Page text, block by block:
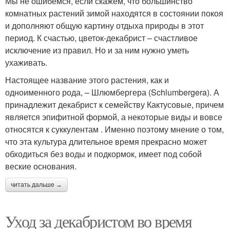
комнатных растений зимой находятся в состоянии покоя
и дополняют общую картину отдыха природы в этот
период. К счастью, цветок-декабрист – счастливое
исключение из правил. Но и за ним нужно уметь
ухаживать.
Настоящее название этого растения, как и
одноименного рода, – Шлюмбергера (Schlumbergera). А
принадлежит декабрист к семейству Кактусовые, причем
является эпифитной формой, а некоторые виды и вовсе
относятся к суккулентам . Именно поэтому мнение о том,
что эта культура длительное время прекрасно может
обходиться без воды и подкормок, имеет под собой
веские основания.
читать дальше →
Уход за декабристом во время